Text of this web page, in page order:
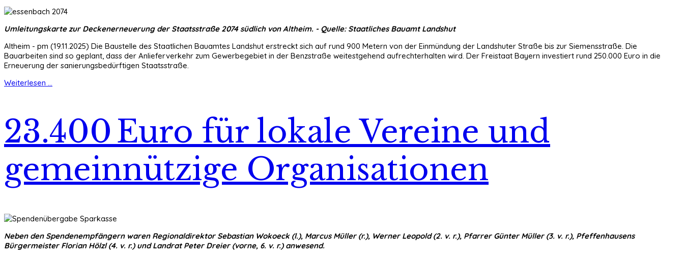
Umleitungskarte zur Deckenerneuerung der Staatsstraße 2074 südlich von Altheim. - Quelle: Staatliches Bauamt Landshut
Altheim - pm (19.11.2025) Die Baustelle des Staatlichen Bauamtes Landshut erstreckt sich auf rund 900 Metern von der Einmündung der Landshuter Straße bis zur Siemensstraße. Die
Bauarbeiten sind so geplant, dass der Anlieferverkehr zum Gewerbegebiet in der Benzstraße weitestgehend aufrechterhalten wird. Der Freistaat Bayern investiert rund 250.000 Euro in die
Erneuerung der sanierungsbedürftigen Staatsstraße.
Weiterlesen ...
23.400 Euro für lokale Vereine und
gemeinnützige Organisationen
Neben den Spendenempfängern waren Regionaldirektor Sebastian Wokoeck (l.), Marcus Müller (r.), Werner Leopold (2. v. r.), Pfarrer Günter Müller (3. v. r.), Pfeffenhausens
Bürgermeister Florian Hölzl (4. v. r.) und Landrat Peter Dreier (vorne, 6. v. r.) anwesend.